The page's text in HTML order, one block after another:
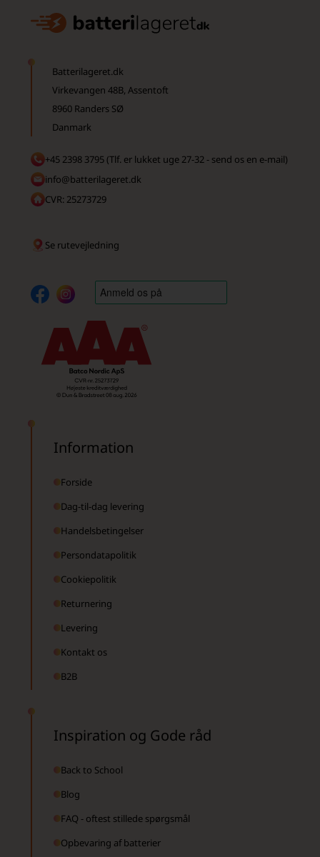
Batterilageret.dk
Virkevangen 48B, Assentoft
8960 Randers SØ
Danmark
+45 2398 3795 (Tlf. er lukket uge 27-32 - send os en e-mail)
info@batterilageret.dk
CVR: 25273729
Se rutevejledning
Information
Forside
Dag-til-dag levering
Handelsbetingelser
Persondatapolitik
Cookiepolitik
Returnering
Levering
Kontakt os
B2B
Inspiration og Gode råd
Back to School
Blog
FAQ - oftest stillede spørgsmål
Opbevaring af batterier